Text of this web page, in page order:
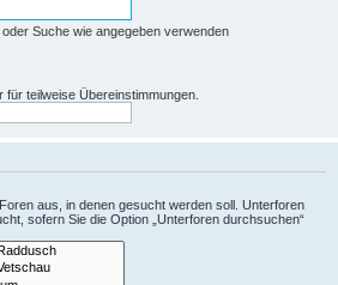
Suche wie angegeben verwenden
für teilweise Übereinstimmungen.
aus, in denen gesucht werden soll. Unterforen
sofern Sie die Option „Unterforen durchsuchen“